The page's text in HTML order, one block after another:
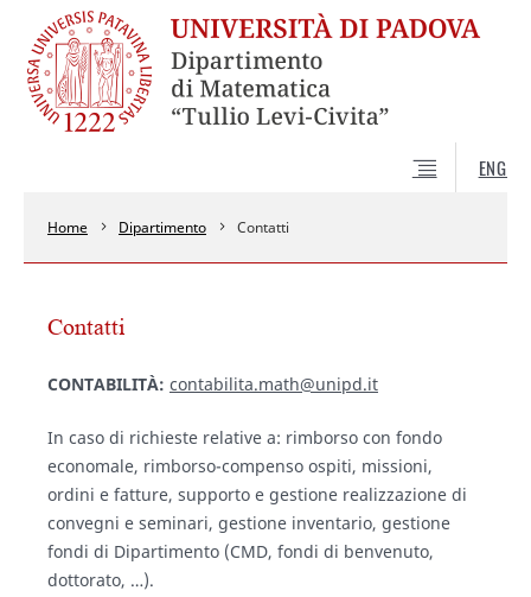
ENG
Home Dipartimento Contatti
Contatti
CONTABILITÀ: contabilita.math@unipd.it
In caso di richieste relative a: rimborso con fondo
economale, rimborso-compenso ospiti, missioni,
ordini e fatture, supporto e gestione realizzazione di
convegni e seminari, gestione inventario, gestione
fondi di Dipartimento (CMD, fondi di benvenuto,
dottorato, …).